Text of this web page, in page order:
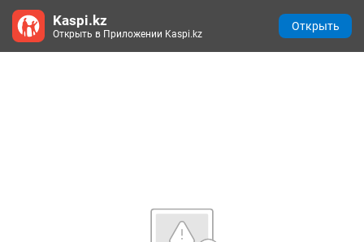
Kaspi.kz
Открыть в Приложении Kaspi.kz
Открыть